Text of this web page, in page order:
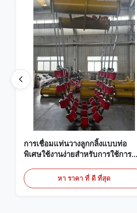
การเชื่อมแท่นวางลูกกลิ้งแบบท่อ
พิเศษใช้งานง่ายสำหรับการใช้การ
หา ราคา ที่ ดี ที่สุด